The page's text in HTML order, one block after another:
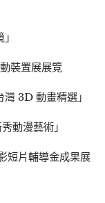
裝置展展覽
3D 動畫精選」
動漫藝術」
短片輔導金成果展